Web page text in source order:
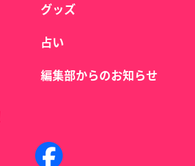
グッズ
占い
編集部からのお知らせ